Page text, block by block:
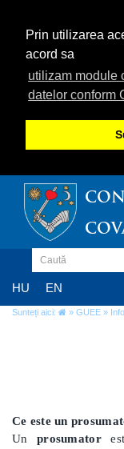
Prin utilizarea
acord sa
utilizam module
datelor conform
HU EN
Sunteți aici: » GUEE »
Ce este un
Unprosumator